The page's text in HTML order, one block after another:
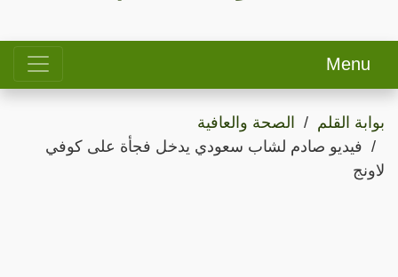
Menu
بوابة القلم
الصحة والعافية
فيديو صادم لشاب سعودي يدخل فجأة على كوفي
لاونج